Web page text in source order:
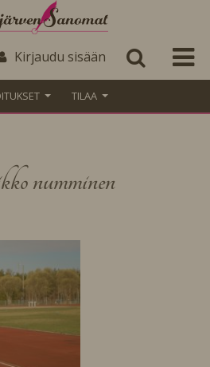
Kirjaudu sisään
TILAA
numminen